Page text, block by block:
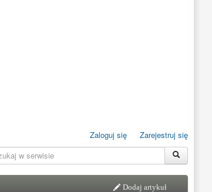
Zaloguj się Zarejestruj się
Dodaj artykuł